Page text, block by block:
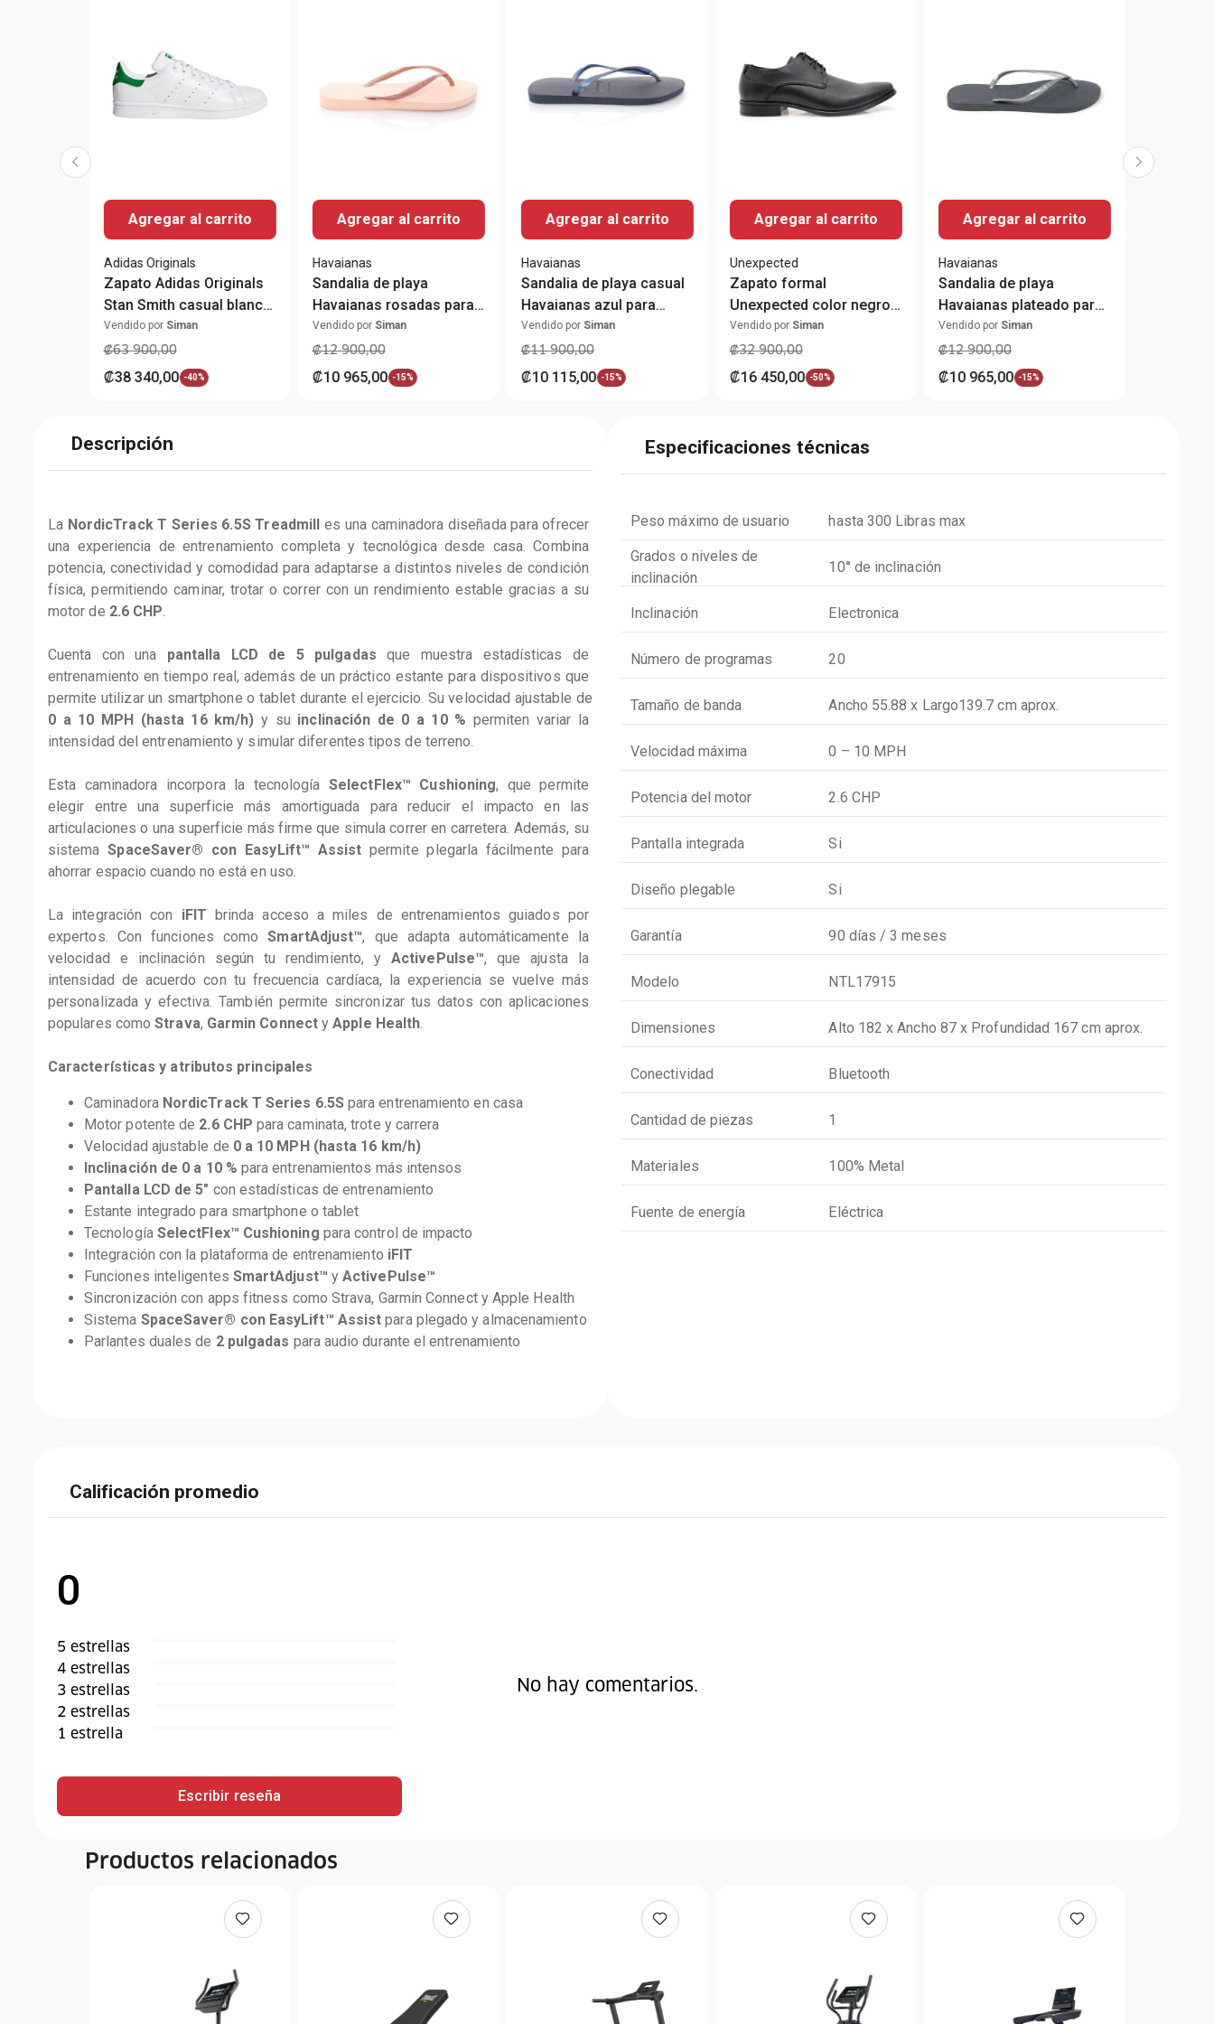
Agregar al carrito
Adidas Originals
Zapato Adidas Originals
Stan Smith casual blanco
para hombre
Vendido por Siman
₡63 900,00
₡38 340,00 -40%
Agregar al carrito
Havaianas
Sandalia de playa
Havaianas rosadas para
mujer
Vendido por Siman
₡12 900,00
₡10 965,00 -15%
Agregar al carrito
Havaianas
Sandalia de playa casual
Havaianas azul para
mujers
Vendido por Siman
₡11 900,00
₡10 115,00 -15%
Agregar al carrito
Unexpected
Zapato formal
Unexpected color negro
para hombre
Vendido por Siman
₡32 900,00
₡16 450,00 -50%
Agregar al carrito
Havaianas
Sandalia de playa
Havaianas plateado para
mujer
Vendido por Siman
₡12 900,00
₡10 965,00 -15%
Descripción
La NordicTrack T Series 6.5S Treadmill es una caminadora diseñada para ofrecer
una experiencia de entrenamiento completa y tecnológica desde casa. Combina
potencia, conectividad y comodidad para adaptarse a distintos niveles de condición
física, permitiendo caminar, trotar o correr con un rendimiento estable gracias a su
motor de 2.6 CHP
Cuenta con una pantalla LCD de 5 pulgadas que muestra estadísticas de
entrenamiento en tiempo real, además de un práctico estante para dispositivos que
permite utilizar un smartphone o tablet durante el ejercicio. Su velocidad ajustable de
0 a 10 MPH (hasta 16 km/h) y su inclinación de 0 a 10 % permiten variar la
intensidad del entrenamiento y simular diferentes tipos de terreno.
Esta caminadora incorpora la tecnología SelectFlex™ Cushioning, que permite
elegir entre una superficie más amortiguada para reducir el impacto en las
articulaciones o una superficie más firme que simula correr en carretera. Además, su
sistema SpaceSaver® con EasyLift™ Assist permite plegarla fácilmente para
ahorrar espacio cuando no está en uso.
La integración con iFIT brinda acceso a miles de entrenamientos guiados por
expertos. Con funciones como SmartAdjust™, que adapta automáticamente la
velocidad e inclinación según tu rendimiento, y ActivePulse™, que ajusta la
intensidad de acuerdo con tu frecuencia cardíaca, la experiencia se vuelve más
personalizada y efectiva. También permite sincronizar tus datos con aplicaciones
populares como Strava, Garmin Connect y Apple Health
Características y atributos principales
Caminadora NordicTrack T Series 6.5S para entrenamiento en casa
Motor potente de 2.6 CHP para caminata, trote y carrera
Velocidad ajustable de 0 a 10 MPH (hasta 16 km/h)
Inclinación de 0 a 10 % para entrenamientos más intensos
Pantalla LCD de 5" con estadísticas de entrenamiento
Estante integrado para smartphone o tablet
Tecnología SelectFlex™ Cushioning para control de impacto
Integración con la plataforma de entrenamiento iFIT
Funciones inteligentes SmartAdjust™ y ActivePulse™
Sincronización con apps fitness como Strava, Garmin Connect y Apple Health
Sistema SpaceSaver® con EasyLift™ Assist para plegado y almacenamiento
Parlantes duales de 2 pulgadas para audio durante el entrenamiento
Especificaciones técnicas
Peso máximo de usuario hasta 300 Libras max
Grados o niveles de
inclinación
10° de inclinación
Inclinación Electronica
Número de programas 20
Tamaño de banda Ancho 55.88 x Largo139.7 cm aprox.
Velocidad máxima 0 – 10 MPH
Potencia del motor 2.6 CHP
Pantalla integrada Si
Diseño plegable Si
Garantía 90 días / 3 meses
Modelo NTL17915
Dimensiones Alto 182 x Ancho 87 x Profundidad 167 cm aprox.
Conectividad Bluetooth
Cantidad de piezas 1
Materiales 100% Metal
Fuente de energía Eléctrica
Calificación promedio
0
5 estrellas
4 estrellas
3 estrellas
2 estrellas
1 estrella
Escribir reseña
No hay comentarios.
Productos relacionados